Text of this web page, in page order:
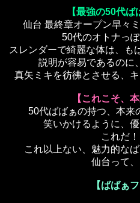
【最強の50代ば
仙台 最終章オープン早々
50代のオトナっ
スレンダーで綺麗な体は、も
説明が容易であるのに
真矢ミキを彷彿とさせる、
【これこそ、
50代ばばぁの持つ、本来
笑いかけるように、
これだ！
これ以上ない、魅力的な
仙台って、
【ばばぁ